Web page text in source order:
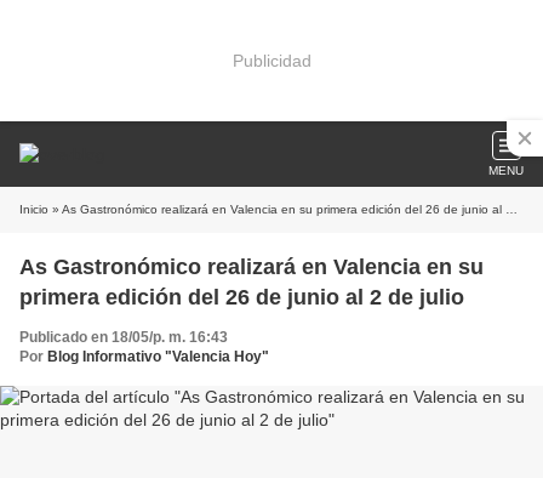
Publicidad
MENU
Inicio » As Gastronómico realizará en Valencia en su primera edición del 26 de junio al 2 de julio
As Gastronómico realizará en Valencia en su
primera edición del 26 de junio al 2 de julio
Publicado en 18/05/p. m. 16:43
Por Blog Informativo "Valencia Hoy"